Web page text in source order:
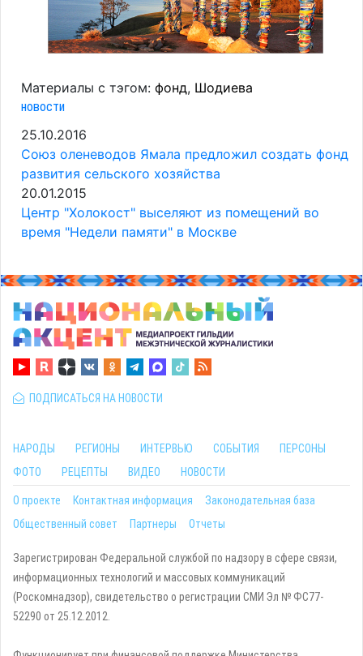
Материалы с тэгом: фонд, Шодиева
новости
25.10.2016
Союз оленеводов Ямала предложил создать фонд
развития сельского хозяйства
20.01.2015
Центр "Холокост" выселяют из помещений во
время "Недели памяти" в Москве
ПОДПИСАТЬСЯ НА НОВОСТИ
НАРОДЫ РЕГИОНЫ ИНТЕРВЬЮ СОБЫТИЯ
ПЕРСОНЫ
ФОТО
РЕЦЕПТЫ ВИДЕО НОВОСТИ
О проекте Контактная информация
Законодательная база
Общественный совет
Партнеры Отчеты
Зарегистрирован Федеральной службой по надзору в сфере связи,
информационных технологий и массовых коммуникаций
(Роскомнадзор), свидетельство о регистрации СМИ Эл № ФС77-
52290 от 25.12.2012.